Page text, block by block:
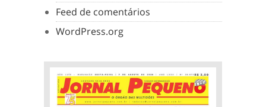
Feed de comentários
WordPress.org